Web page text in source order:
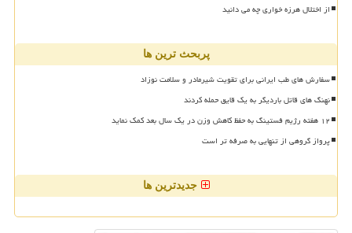
از اختلال هرزه خواری چه می دانید
پربحث ترین ها
سفارش های طب ایرانی برای تقویت شیرمادر و سلامت نوزاد
نهنگ های قاتل باردیگر به یک قایق حمله کردند
۱۲ هفته رژیم فستینگ به حفظ کاهش وزن در یک سال بعد کمک نماید
پرواز گروهی از تنهایی به صرفه تر است
جدیدترین ها